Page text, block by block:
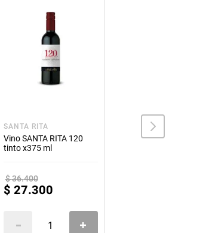
SANTA RITA
Vino SANTA RITA 120
tinto x375 ml
$36.400
$ 27.300
CASA GRAJALES
Vino CASA GRAJALES